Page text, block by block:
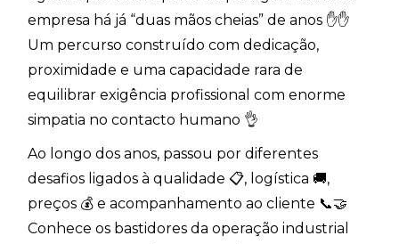
empresa há já “duas mãos cheias” de anos ✋✋
Um percurso construído com dedicação,
proximidade e uma capacidade rara de
equilibrar exigência profissional com enorme
simpatia no contacto humano 👌
Ao longo dos anos, passou por diferentes
desafios ligados à qualidade 📋, logística 🚚,
preços 💰 e acompanhamento ao cliente 📞🤝
Conhece os bastidores da operação industrial